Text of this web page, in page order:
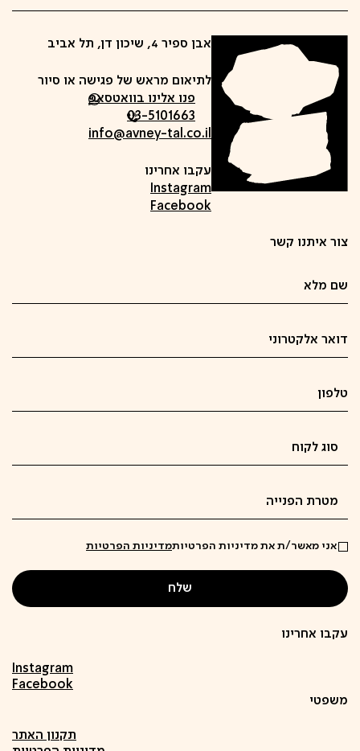
צור איתנו קשר
אני מאשר/ת את מדיניות הפרטיותמדיניות הפרטיות
עקבו אחרינו
Instagram
Facebook
משפטי
תקנון האתר
אבן ספיר 4, שיכון דן, תל אביב
לתיאום מראש של פגישה או סיור
פנו אלינו בוואטסאפ
03-5101663
info@avney-tal.co.il
עקבו אחרינו
Instagram
Facebook